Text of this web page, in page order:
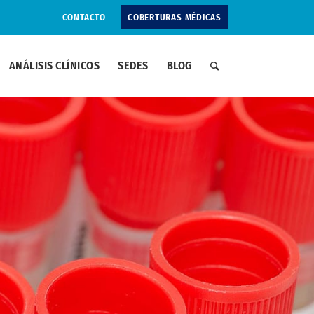
CONTACTO COBERTURAS MÉDICAS
ANÁLISIS CLÍNICOS SEDES BLOG